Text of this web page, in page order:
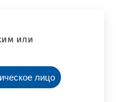
или
лицо